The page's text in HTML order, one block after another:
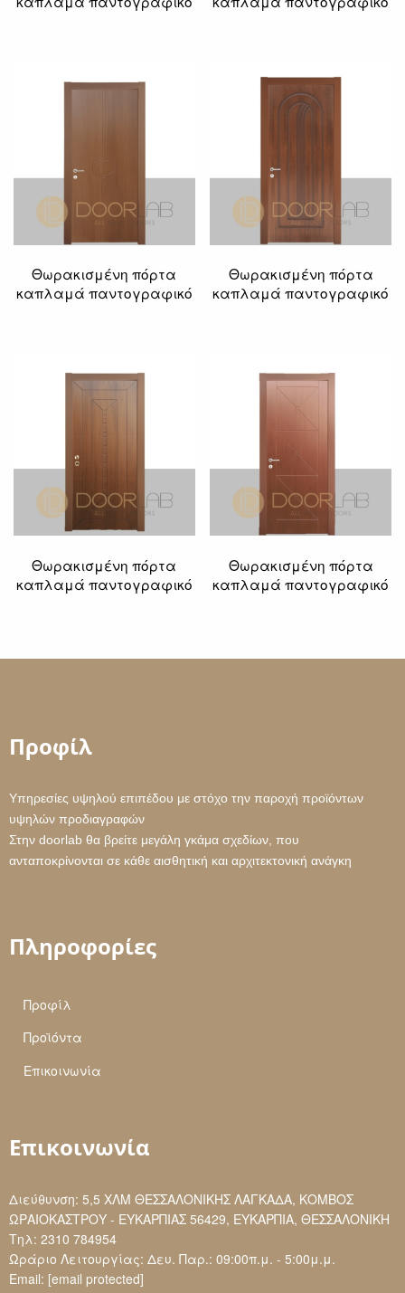
Θωρακισμένη πόρτα
καπλαμά παντογραφικό
Θωρακισμένη πόρτα
καπλαμά παντογραφικό
Θωρακισμένη πόρτα
καπλαμά παντογραφικό
Θωρακισμένη πόρτα
καπλαμά παντογραφικό
Προφίλ
Yπηρεσίες υψηλού επιπέδου με στόχο την παροχή προϊόντων
υψηλών προδιαγραφών
Στην doorlab θα βρείτε μεγάλη γκάμα σχεδίων, που
ανταποκρίνονται σε κάθε αισθητική και αρχιτεκτονική ανάγκη
Πληροφορίες
Προφίλ
Προϊόντα
Επικοινωνία
Επικοινωνία
Διεύθυνση: 5,5 ΧΛΜ ΘΕΣΣΑΛΟΝΙΚΗΣ ΛΑΓΚΑΔΑ, ΚΟΜΒΟΣ
ΩΡΑΙΟΚΑΣΤΡΟΥ - ΕΥΚΑΡΠΙΑΣ 56429, ΕΥΚΑΡΠΙΑ, ΘΕΣΣΑΛΟΝΙΚΗ
Τηλ: 2310 784954
Ωράριο Λειτουργίας: Δευ. Παρ.: 09:00π.μ. - 5:00μ.μ.
Email: [email protected]